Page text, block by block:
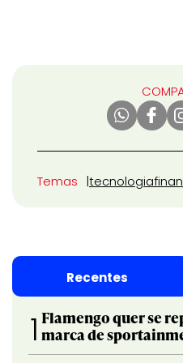
Temas tecnologia
Recentes
1 Flamengo quer se
marca de